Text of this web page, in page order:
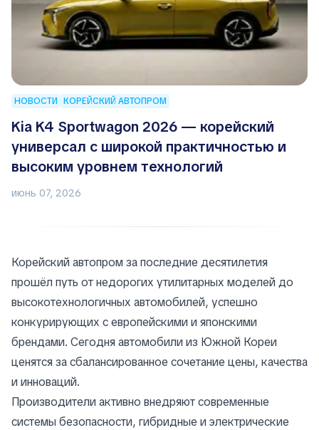
НОВОСТИ КОРЕЙСКИЙ АВТОПРОМ
Kia K4 Sportwagon 2026 — корейский
универсал с широкой практичностью и
высоким уровнем технологий
июнь 07, 2026
Корейский автопром за последние десятилетия
прошёл путь от недорогих утилитарных моделей до
высокотехнологичных автомобилей, успешно
конкурирующих с европейскими и японскими
брендами. Сегодня автомобили из Южной Кореи
ценятся за сбалансированное сочетание цены, качества
и инноваций.
Производители активно внедряют современные
системы безопасности, гибридные и электрические